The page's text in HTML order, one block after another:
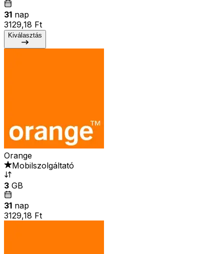
31 nap
3129,18 Ft
Kiválasztás
Orange
Mobilszolgáltató
3 GB
31 nap
3129,18 Ft